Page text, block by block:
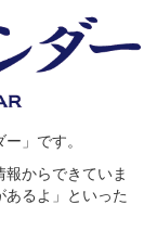
」です。
からできていま
るよ」といった